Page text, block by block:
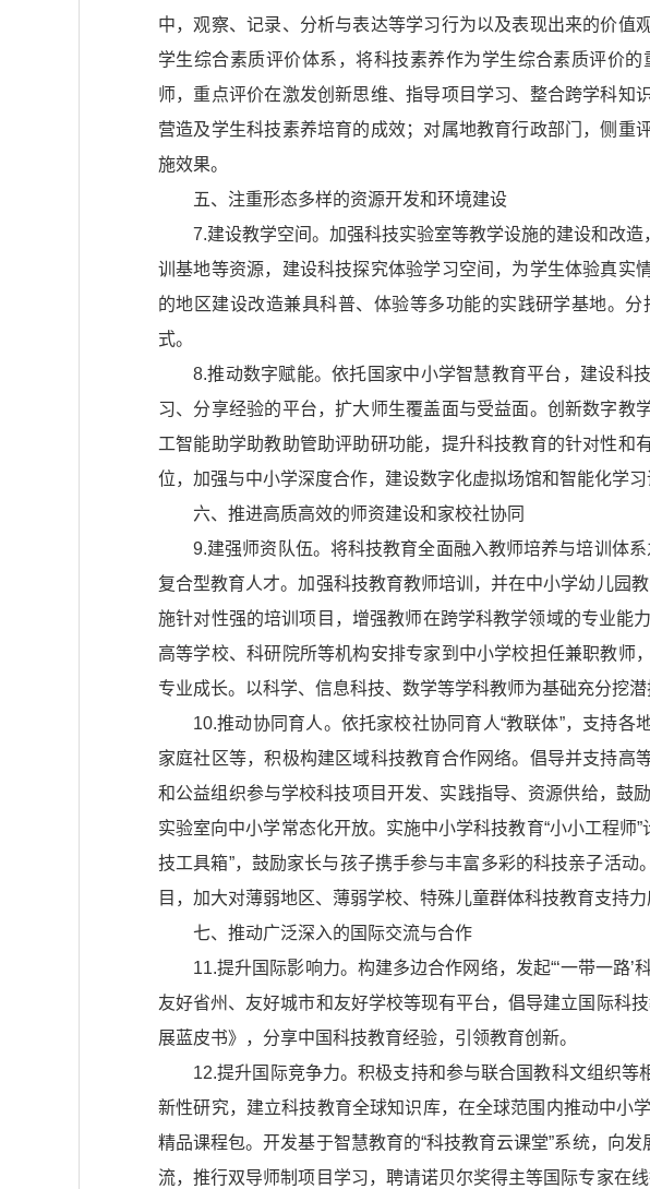
中，观察、记录、分析与表达等学习行为以及表现出来的价
学生综合素质评价体系，将科技素养作为学生综合素质评价
师，重点评价在激发创新思维、指导项目学习、整合跨学科
营造及学生科技素养培育的成效；对属地教育行政部门，侧
施效果。
五、注重形态多样的资源开发和环境建设
7.建设教学空间。加强科技实验室等教学设施的建设和改
训基地等资源，建设科技探究体验学习空间，为学生体验真
的地区建设改造兼具科普、体验等多功能的实践研学基地。
式。
8.推动数字赋能。依托国家中小学智慧教育平台，建设科
习、分享经验的平台，扩大师生覆盖面与受益面。创新数字教
工智能助学助教助管助评助研功能，提升科技教育的针对性
位，加强与中小学深度合作，建设数字化虚拟场馆和智能化学
六、推进高质高效的师资建设和家校社协同
9.建强师资队伍。将科技教育全面融入教师培养与培训体
复合型教育人才。加强科技教育教师培训，并在中小学幼儿园
施针对性强的培训项目，增强教师在跨学科教学领域的专业能
高等学校、科研院所等机构安排专家到中小学校担任兼职教
专业成长。以科学、信息科技、数学等学科教师为基础充分挖
10.推动协同育人。依托家校社协同育人“教联体”，支持
家庭社区等，积极构建区域科技教育合作网络。倡导并支持
和公益组织参与学校科技项目开发、实践指导、资源供给，鼓
实验室向中小学常态化开放。实施中小学科技教育“小小工程师
技工具箱”，鼓励家长与孩子携手参与丰富多彩的科技亲子活
目，加大对薄弱地区、薄弱学校、特殊儿童群体科技教育支持
七、推动广泛深入的国际交流与合作
11.提升国际影响力。构建多边合作网络，发起“‘一带一路
友好省州、友好城市和友好学校等现有平台，倡导建立国际科
展蓝皮书》，分享中国科技教育经验，引领教育创新。
12.提升国际竞争力。积极支持和参与联合国教科文组织
新性研究，建立科技教育全球知识库，在全球范围内推动中小
精品课程包。开发基于智慧教育的“科技教育云课堂”系统，向
流，推行双导师制项目学习，聘请诺贝尔奖得主等国际专家在